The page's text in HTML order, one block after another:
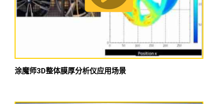
涂魔师3D整体膜厚分析仪应用场景